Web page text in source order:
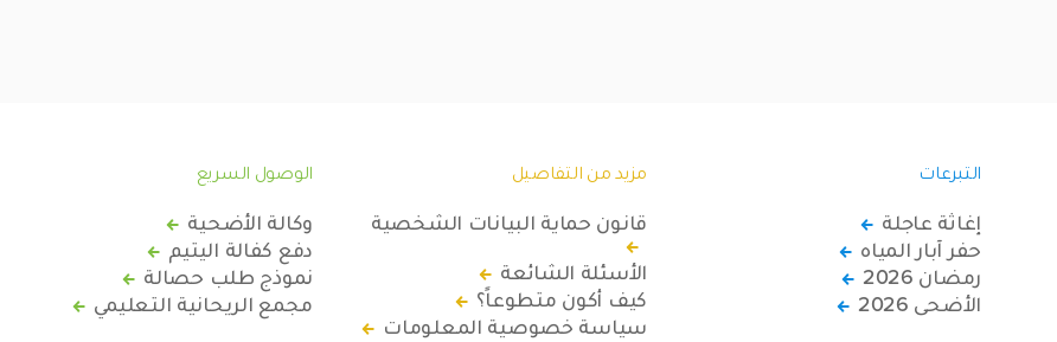
التبرعات
إغاثة عاجلة
حفر آبار المياه
رمضان 2026
الأضحى 2026
مزيد من التفاصيل
قانون حماية البيانات الشخصية
الأسئلة الشائعة
كيف أكون متطوعاً؟
سياسة خصوصية المعلومات
الوصول السريع
وكالة الأضحية
دفع كفالة اليتيم
نموذج طلب حصالة
مجمع الريحانية التعليمي